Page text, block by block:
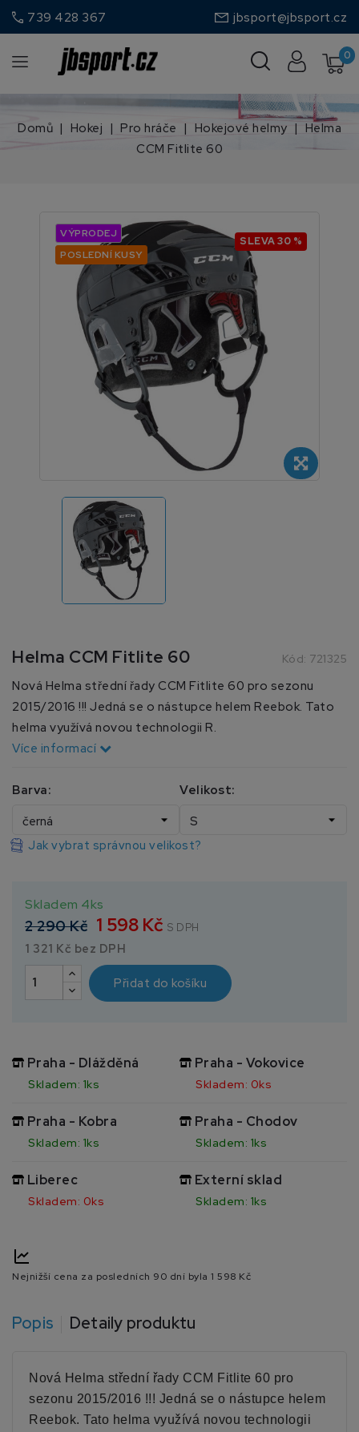
call 739 428 367 jbsport@jbsport.cz
0
Domů Hokej Pro hráče Hokejové helmy
Helma
CCM Fitlite 60
VÝPRODEJ
POSLEDNÍ KUSY
SLEVA 30 %
Helma CCM Fitlite 60 Kód: 721325
Nová Helma střední řady CCM Fitlite 60 pro sezonu
2015/2016 !!! Jedná se o nástupce helem Reebok. Tato
helma využívá novou technologii R.
Více informací
Barva: Velikost:
Jak vybrat správnou velikost?
Skladem 4ks
2 290 Kč 1 598 Kč S DPH
1 321 Kč bez DPH
Přidat do košíku
Praha - Dlážděná
Skladem: 1ks
Praha - Vokovice
Skladem: 0ks
Praha - Kobra
Skladem: 1ks
Praha - Chodov
Skladem: 1ks
Liberec
Skladem: 0ks
Externí sklad
Skladem: 1ks
Nejnižší cena za posledních 90 dní byla 1 598 Kč
Popis Detaily produktu
Nová Helma střední řady CCM Fitlite 60 pro
sezonu 2015/2016 !!! Jedná se o nástupce helem
Reebok. Tato helma využívá novou technologii